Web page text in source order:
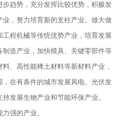
趋势，充分发挥比较优势，积极发
业，努力培育新的支柱产业。做大做
程机械等传统优势产业，培育发展
造产业，加快模具、关键零部件等
、高性能稀土材料等新材料产业，
在有条件的城市发展风电、光伏发
发展生物产业和节能环保产业。
强的产业。